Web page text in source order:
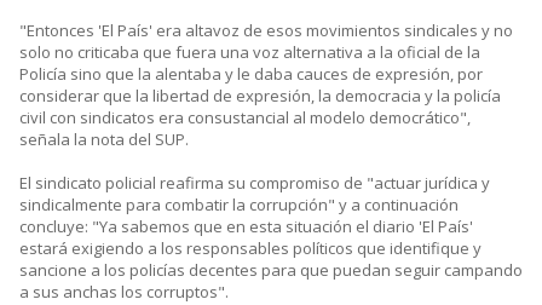
"Entonces 'El País' era altavoz de esos movimientos sindicales y no
solo no criticaba que fuera una voz alternativa a la oficial de la
Policía sino que la alentaba y le daba cauces de expresión, por
considerar que la libertad de expresión, la democracia y la policía
civil con sindicatos era consustancial al modelo democrático",
señala la nota del SUP.
El sindicato policial reafirma su compromiso de "actuar jurídica y
sindicalmente para combatir la corrupción" y a continuación
concluye: "Ya sabemos que en esta situación el diario 'El País'
estará exigiendo a los responsables políticos que identifique y
sancione a los policías decentes para que puedan seguir campando
a sus anchas los corruptos".